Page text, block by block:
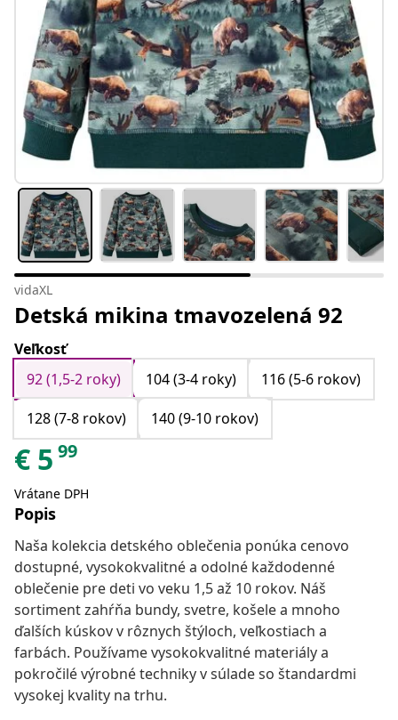
vidaXL
Detská mikina tmavozelená 92
Veľkosť
92 (1,5-2 roky)
104 (3-4 roky)
116 (5-6 rokov)
128 (7-8 rokov)
140 (9-10 rokov)
€ 5 99
Vrátane DPH
Popis
Naša kolekcia detského oblečenia ponúka cenovo
dostupné, vysokokvalitné a odolné každodenné
oblečenie pre deti vo veku 1,5 až 10 rokov. Náš
sortiment zahŕňa bundy, svetre, košele a mnoho
ďalších kúskov v rôznych štýloch, veľkostiach a
farbách. Používame vysokokvalitné materiály a
pokročilé výrobné techniky v súlade so štandardmi
vysokej kvality na trhu.